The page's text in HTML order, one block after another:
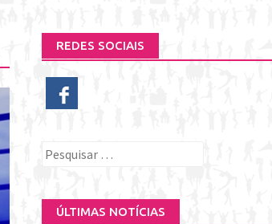
REDES SOCIAIS
Pesquisar
ÚLTIMAS NOTÍCIAS